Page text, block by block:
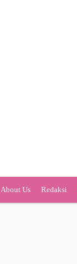
About Us Redaksi